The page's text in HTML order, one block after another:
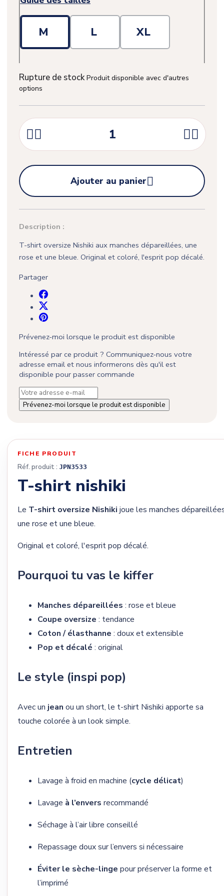
M L XL
Rupture de stock Produit disponible avec d'autres
options
 

Ajouter au panier
Description :
T-shirt oversize Nishiki aux manches dépareillées, une
rose et une bleue. Original et coloré, l'esprit pop décalé.
Partager
Prévenez-moi lorsque le produit est disponible
Intéressé par ce produit ? Communiquez-nous votre
adresse email et nous informerons dès qu'il est
disponible pour passer commande
Prévenez-moi lorsque le produit est disponible
FICHE PRODUIT
Réf. produit : JPN3533
T-shirt nishiki
Le T-shirt oversize Nishiki joue les manches
une rose et une bleue.
Original et coloré, l'esprit pop décalé.
Pourquoi tu vas le kiffer
Manches dépareillées : rose et bleue
Coupe oversize : tendance
Coton / élasthanne : doux et extensible
Pop et décalé : original
Le style (inspi pop)
Avec un jean ou un short, le t-shirt Nishiki apporte sa
touche colorée à un look simple.
Entretien
Lavage à froid en machine (cycle délicat)
Lavage à l’envers recommandé
Séchage à l’air libre conseillé
Repassage doux sur l’envers si nécessaire
Éviter le sèche-linge pour préserver la forme et
l’imprimé